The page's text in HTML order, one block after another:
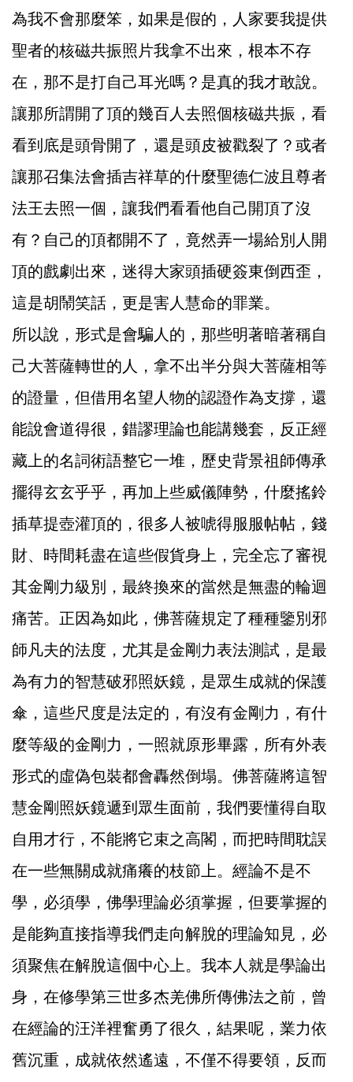
為我不會那麼笨，如果是假的，人家要我提供
聖者的核磁共振照片我拿不出來，根本不存
在，那不是打自己耳光嗎？是真的我才敢說。
讓那所謂開了頂的幾百人去照個核磁共振，看
看到底是頭骨開了，還是頭皮被戳裂了？或者
讓那召集法會插吉祥草的什麼聖德仁波且尊者
法王去照一個，讓我們看看他自己開頂了沒
有？自己的頂都開不了，竟然弄一場給別人開
頂的戲劇出來，迷得大家頭插硬簽東倒西歪，
這是胡鬧笑話，更是害人慧命的罪業。
所以說，形式是會騙人的，那些明著暗著稱自
己大菩薩轉世的人，拿不出半分與大菩薩相等
的證量，但借用名望人物的認證作為支撐，還
能說會道得很，錯謬理論也能講幾套，反正經
藏上的名詞術語整它一堆，歷史背景祖師傳承
擺得玄玄乎乎，再加上些威儀陣勢，什麼搖鈴
插草提壺灌頂的，很多人被唬得服服帖帖，錢
財、時間耗盡在這些假貨身上，完全忘了審視
其金剛力級別，最終換來的當然是無盡的輪迴
痛苦。正因為如此，佛菩薩規定了種種鑒別邪
師凡夫的法度，尤其是金剛力表法測試，是最
為有力的智慧破邪照妖鏡，是眾生成就的保護
傘，這些尺度是法定的，有沒有金剛力，有什
麼等級的金剛力，一照就原形畢露，所有外表
形式的虛偽包裝都會轟然倒塌。佛菩薩將這智
慧金剛照妖鏡遞到眾生面前，我們要懂得自取
自用才行，不能將它束之高閣，而把時間耽誤
在一些無關成就痛癢的枝節上。經論不是不
學，必須學，佛學理論必須掌握，但要掌握的
是能夠直接指導我們走向解脫的理論知見，必
須聚焦在解脫這個中心上。我本人就是學論出
身，在修學第三世多杰羌佛所傳佛法之前，曾
在經論的汪洋裡奮勇了很久，結果呢，業力依
舊沉重，成就依然遙遠，不僅不得要領，反而